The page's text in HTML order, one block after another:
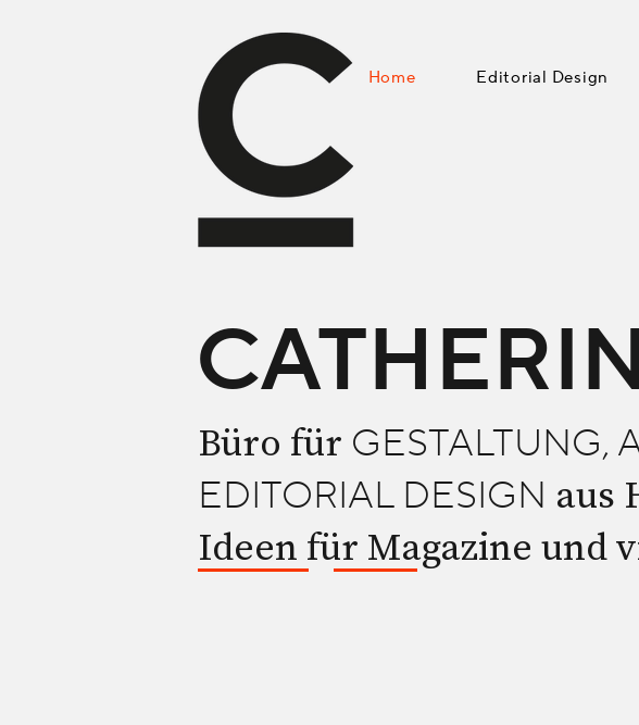
Home Editorial Design
Büro für GESTALTUNG,
EDITORIAL DESIGN aus
Ideen für Magazine und